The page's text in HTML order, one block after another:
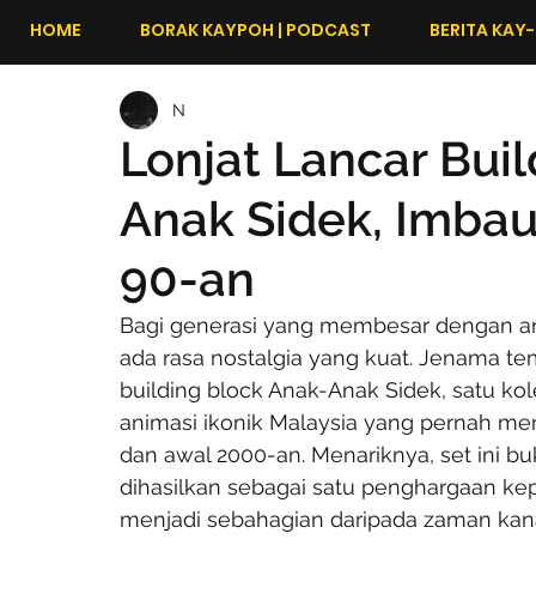
HOME BORAK KAYPOH | PODCAST BERITA
Lonjat Lancar
Anak Sidek,
90-an
N
Bagi generasi yang membesar dengan
ada rasa nostalgia yang kuat. Jenama
building block Anak-Anak Sidek, satu
animasi ikonik Malaysia yang pernah
dan awal 2000-an. Menariknya, set ini
dihasilkan sebagai satu penghargaan
menjadi sebahagian daripada zaman